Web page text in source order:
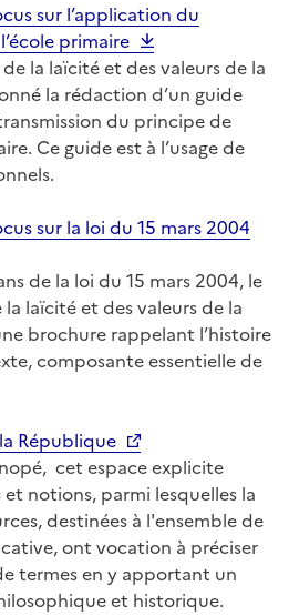
sur l’application du
primaire
de la laïcité et des valeurs de la
la rédaction d’un guide
du principe de
Ce guide est à l’usage de
sur la loi du 15 mars 2004
de la loi du 15 mars 2004, le
la laïcité et des valeurs de la
brochure rappelant l’histoire
composante essentielle de
République
cet espace explicite
notions, parmi lesquelles la
destinées à l'ensemble de
ont vocation à préciser
termes en y apportant un
et historique.